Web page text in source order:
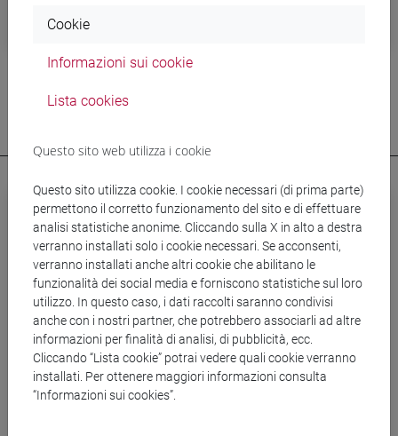
Campus
Chiusure estive 2026 sedi e biblioteche di
Cookie
Informazioni sui cookie
Lista cookies
Questo sito web utilizza i cookie
Questo sito utilizza cookie. I cookie necessari (di prima parte)
permettono il corretto funzionamento del sito e di effettuare
analisi statistiche anonime. Cliccando sulla X in alto a destra
verranno installati solo i cookie necessari. Se acconsenti,
verranno installati anche altri cookie che abilitano le
funzionalità dei social media e forniscono statistiche sul loro
utilizzo. In questo caso, i dati raccolti saranno condivisi
anche con i nostri partner, che potrebbero associarli ad altre
informazioni per finalità di analisi, di pubblicità, ecc.
Cliccando “Lista cookie” potrai vedere quali cookie verranno
installati. Per ottenere maggiori informazioni consulta
“Informazioni sui cookies”.